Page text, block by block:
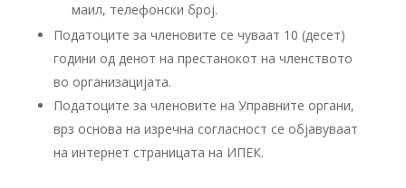
маил, телефонски број.
Податоците за членовите се чуваат 10 (десет)
години од денот на престанокот на членството
во организацијата.
Податоците за членовите на Управните органи,
врз основа на изречна согласност се објавуваат
на интернет страницата на ИПЕК.